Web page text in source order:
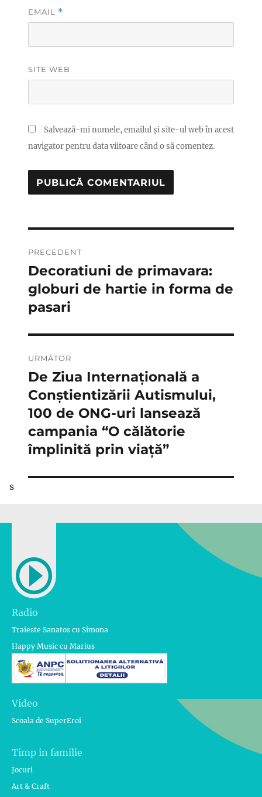
EMAIL *
SITE WEB
Salvează-mi numele, emailul și site-ul web în acest
navigator pentru data viitoare când o să comentez.
în
articole
PRECEDENT
Articolul
anterior:
Decoratiuni de primavara:
globuri de hartie in forma de
pasari
URMĂTOR
Articolul
următor:
De Ziua Internațională a
Conștientizării Autismului,
100 de ONG-uri lansează
campania “O călătorie
împlinită prin viață”
s
Radio
Traieste Sanatos cu Simona
Happy Music cu Marius
Video
Scoala de SuperEroi
Timp in familie
Jocuri
Art & Craft